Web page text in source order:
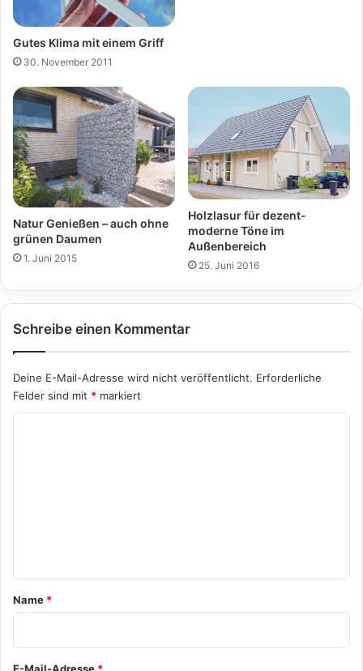
Gutes Klima mit einem Griff
30. November 2011
Natur Genießen – auch ohne
grünen Daumen
1. Juni 2015
Holzlasur für dezent-
moderne Töne im
Außenbereich
25. Juni 2016
Schreibe einen Kommentar
Deine E-Mail-Adresse wird nicht veröffentlicht. Erforderliche
Felder sind mit * markiert
a
*
Name *